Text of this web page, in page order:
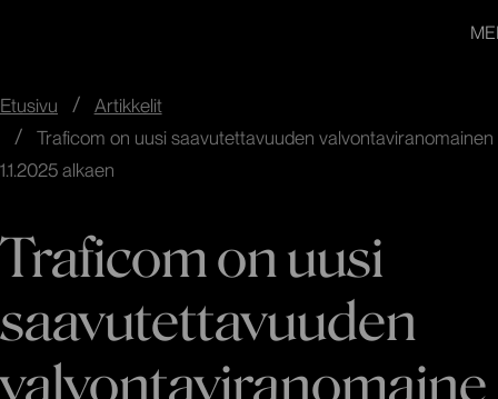
Etusivu
Artikkelit
Traficom on uusi saavutettavuuden valvontaviranomainen
1.1.2025 alkaen
Traficom on uusi
saavutettavuuden
valvontaviranomaine